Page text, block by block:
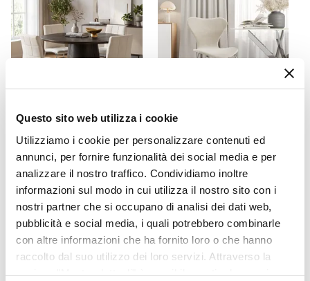
Questo sito web utilizza i cookie
Utilizziamo i cookie per personalizzare contenuti ed
annunci, per fornire funzionalità dei social media e per
analizzare il nostro traffico. Condividiamo inoltre
informazioni sul modo in cui utilizza il nostro sito con i
nostri partner che si occupano di analisi dei dati web,
pubblicità e social media, i quali potrebbero combinarle
con altre informazioni che ha fornito loro o che hanno
raccolto dal suo utilizzo dei loro servizi. Attraverso la
sezione "Mostra dettagli" è possibile gestire le proprie
75,5 cm
Forma
Rettangolare
Nero
Cromo
Effetto
Effetto marmo
Materiale Piano
Materiale Gambe
Acciaio
Spessore Piano
10 mm
Set 4 sedie in similpelle
bianco con gambe a slitta
cromo - Dilez
€ 196,01
Sedia impilabile velluto
crema con gambe cromo -
Dolly
€ 57,00